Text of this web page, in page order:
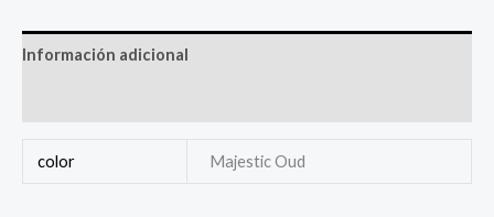
Información adicional
color Majestic Oud